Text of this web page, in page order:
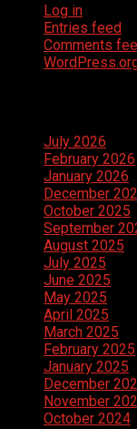
Log in
Entries feed
Comments
July 2026
February 2026
January 2026
December
October 2025
September
August 2025
July 2025
June 2025
May 2025
April 2025
March 2025
February 2025
January 2025
December
November
October 2024